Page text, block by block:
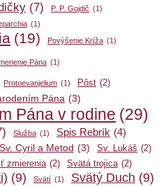
(7) P. P. Gojdič (1)
(1)
(19) Povýšenie Kríža (1)
Pána (1)
Protoevanjelium (1) Pôst (2)
Pána (3)
Pána v rodine (29)
Služba (1) Spis Rebrík (4)
Sv. Cyril a Metod (3) Sv. Lukáš (2)
zmierenia (2) Svätá trojica (2)
(9) Svätí (1) Svätý Duch (9)